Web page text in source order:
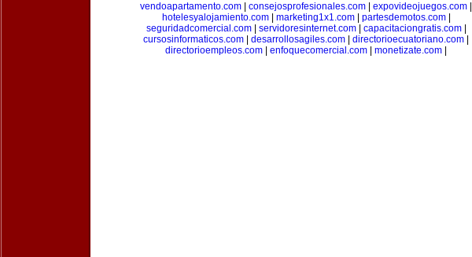
vendoapartamento.com
consejosprofesionales.com expovideojuegos.com
hotelesyalojamiento.com| marketing1x1.com| partesdemotos.com|
seguridadcomercial.com| servidoresinternet.com| capacitaciongratis.com|
cursosinformaticos.com
desarrollosagiles.com directorioecuatoriano.com
directorioempleos.com
enfoquecomercial.com monetizate.com